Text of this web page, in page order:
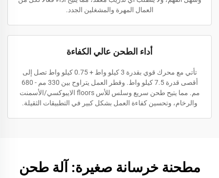
العمال المهرة والمشغلين الجدد.
أداء الطحن عالي الكفاءة
تأتي مع محرك قوي بقدرة 3 كيلو واط + 0.75 كيلو واط تصل إلى
أقصى قدرة 7.5 كيلو واط. وقطر العمل يتراوح بين 330 مم - 680
مم. مما يتيح طحن سريع وسلس للأس floors الايبوكسي/الأسمنت
والرخام، وتحسين كفاءة العمل بشكل كبير في التطبيقات الثقيلة.
مطحنة خرسانة صغيرة: آلة طحن